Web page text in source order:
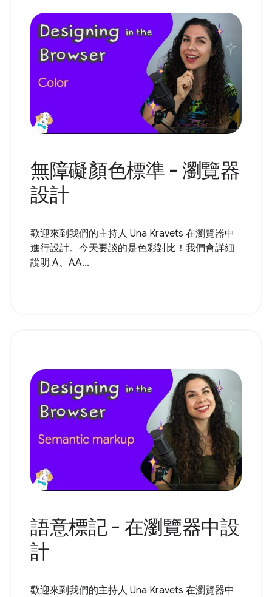
無障礙顏色標準 - 瀏覽器
設計
歡迎來到我們的主持人 Una Kravets 在瀏覽器中
進行設計。今天要談的是色彩對比！我們會詳細
說明 A、AA...
語意標記 - 在瀏覽器中設
計
歡迎來到我們的主持人 Una Kravets 在瀏覽器中